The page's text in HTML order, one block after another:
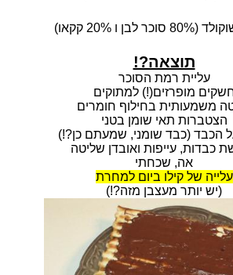
לבן ו 20% קקאו)
תוצאה?!
עליית רמת הסוכר
מופרזים(!) למתוקים
משמעותית בחילוף חומרים
הצטברות תאי שומן בטני
הכבד (כבד שומני, שמעתם כן?!)
כבדות, עייפות ואובדן שליטה
אה, שכחתי
עלייה של קילו ביום למחרת
(יש יותר מעצבן מזה?!)